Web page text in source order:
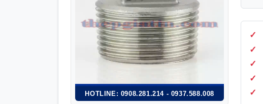
HOTLINE: 0908.281.214 - 0937.588.008